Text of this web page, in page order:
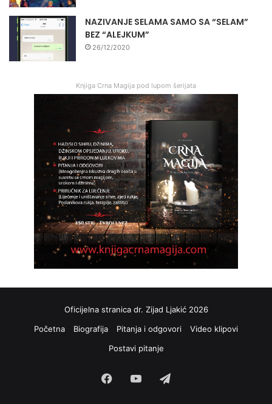
NAZIVANJE SELAMA SAMO SA “SELAM”
BEZ “ALEJKUM”
26/12/2020
Knjiga Crna Magija pod lupom šerijata
Oficijelna stranica dr. Zijad Ljakić 2026
Početna
Biografija Pitanja i odgovori
Video klipovi
Postavi pitanje
FacebookYouTube